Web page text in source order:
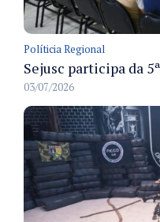
Políticia Regional
03/07/2026